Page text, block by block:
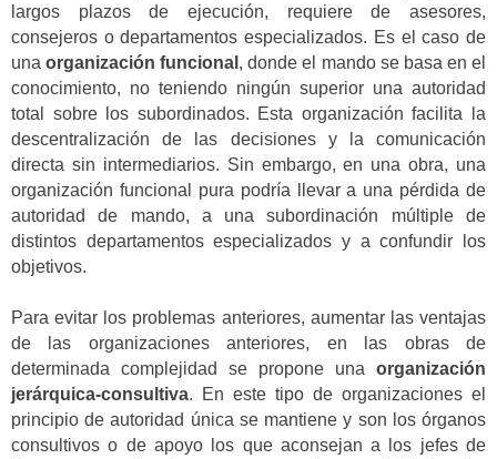
largos plazos de ejecución, requiere de asesores,
consejeros o departamentos especializados. Es el caso de
unaorganización funcional , donde el mando se basa en el
conocimiento, no teniendo ningún superior una autoridad
total sobre los subordinados. Esta organización facilita la
descentralización de las decisiones y la comunicación
directa sin intermediarios. Sin embargo, en una obra, una
organización funcional pura podría llevar a una pérdida de
autoridad de mando, a una subordinación múltiple de
distintos departamentos especializados y a confundir los
objetivos.
Para evitar los problemas anteriores, aumentar las ventajas
de las organizaciones anteriores, en las obras de
determinada complejidad se propone una organización
jerárquica-consultiva. En este tipo de organizaciones el
principio de autoridad única se mantiene y son los órganos
consultivos o de apoyo los que aconsejan a los jefes de